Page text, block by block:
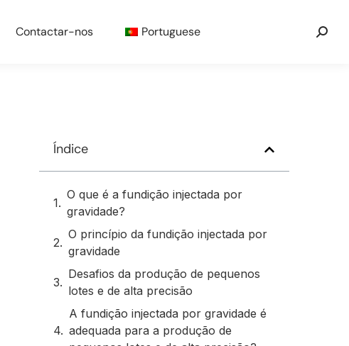
Contactar-nos Portuguese
Índice
O que é a fundição injectada por
gravidade?
O princípio da fundição injectada por
gravidade
Desafios da produção de pequenos
lotes e de alta precisão
A fundição injectada por gravidade é
adequada para a produção de